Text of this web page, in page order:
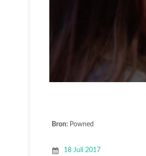
Bron: Powned
18 Juli 2017